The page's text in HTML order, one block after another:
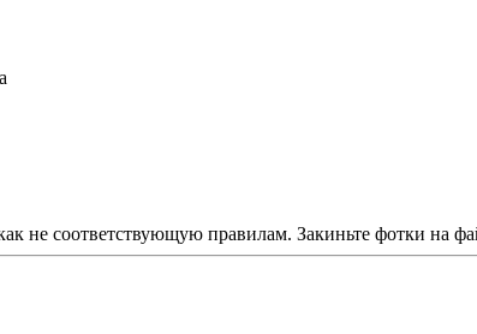
не соответствующую правилам. Закиньте фотки на